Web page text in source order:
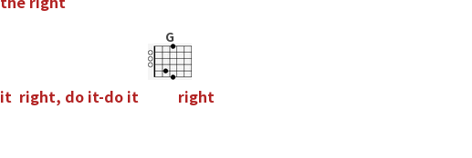
it right, do it-do it
G
right